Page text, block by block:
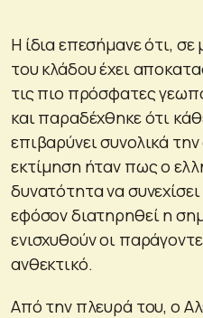
Η ίδια επεσήμανε ότι,
του κλάδου έχει
τις πιο πρόσφατες
και παραδέχθηκε ότι
επιβαρύνει συνολικά
εκτίμηση ήταν πως ο
δυνατότητα να
εφόσον διατηρηθεί η
ενισχυθούν οι
ανθεκτικό.
Από την πλευρά του, ο